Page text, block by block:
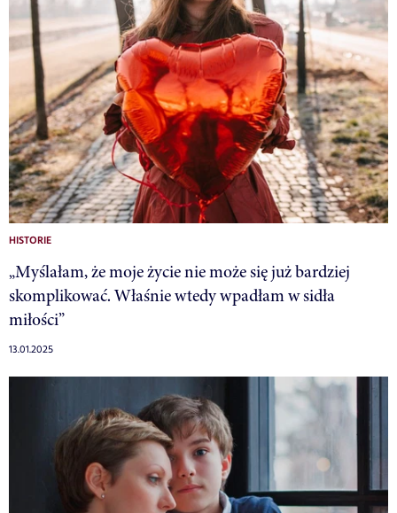
HISTORIE
„Myślałam, że moje życie nie może się już bardziej
skomplikować. Właśnie wtedy wpadłam w sidła
miłości”
13.01.2025